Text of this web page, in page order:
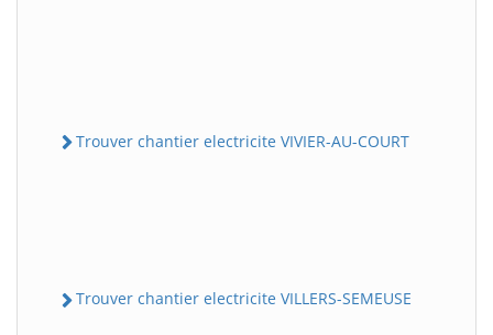
Trouver chantier electricite VIVIER-AU-COURT
Trouver chantier electricite VILLERS-SEMEUSE